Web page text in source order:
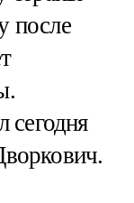
после
сегодня